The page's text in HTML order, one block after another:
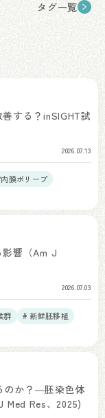
タグ一覧
する？inSIGHT試
2026.07.13
膜ポリープ
響（Am J
2026.07.03
群
# 新鮮胚移植
のか？―胚染色体
Med Res、2025)